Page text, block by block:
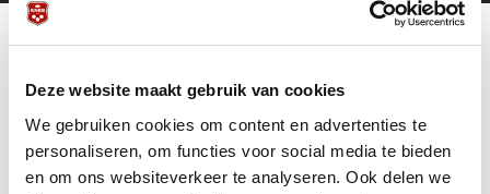
Deze website maakt gebruik van cookies
We gebruiken cookies om content en advertenties te
personaliseren, om functies voor social media te bieden
en om ons websiteverkeer te analyseren. Ook delen we
Snookercaf? Vlaardingen
27 januari 2013 - 00:00
Einddatum:
27 januari 2013 - 23:23